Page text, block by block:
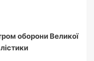
оборони Великої